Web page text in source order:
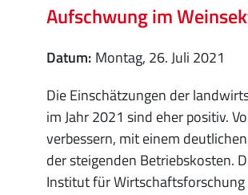
Aufschwung im
Datum Montag, 26. Juli 2021
Die Einschätzungen der
im Jahr 2021 sind eher positiv.
verbessern, mit einem
der steigenden Betriebskosten.
Institut für